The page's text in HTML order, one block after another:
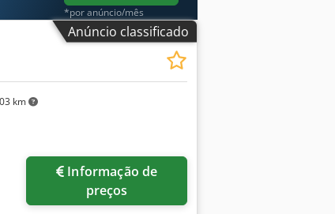
*por anúncio/mês
Anúncio classificado
km
preços